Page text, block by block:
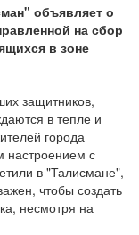
объявляет о
на сбор
в зоне
защитников,
в тепле и
города
настроением с
в "Талисмане",
чтобы создать
несмотря на